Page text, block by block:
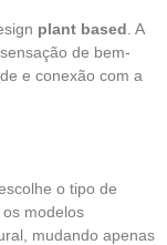
plant based . A
de bem-
e conexão com a
escolhe o tipo de
modelos
mudando apenas